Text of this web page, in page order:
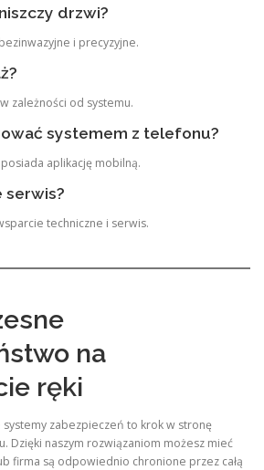
drzwi?
i precyzyjne.
zależności od systemu.
systemem z telefonu?
aplikację mobilną.
serwis?
techniczne i serwis.
na
ręki
zabezpieczeń to krok w stronę
Dzięki naszym rozwiązaniom możesz mieć
firma są odpowiednio chronione przez całą